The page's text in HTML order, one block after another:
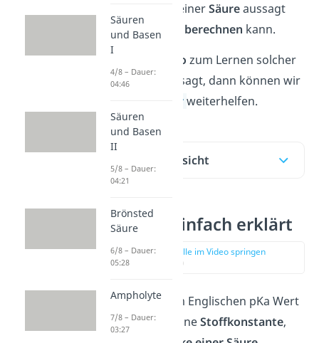
einerSäureaussagt
und wie man ihn berechnen kann.
Falls dir ein
Video zum Lernen solcher
Themen eher zusagt, dann können wir
hierweiterhelfen.
Inhaltsübersicht
pKs Wert einfach erklärt
zur Stelle im Video springen
(00:16)
DerpKs Wert
(im Englischen pKa Wert
für a = acid) ist eineStoffkonstante,
Säuren
und Basen
I
4/8 – Dauer:
04:46
Säuren
und Basen
II
5/8 – Dauer:
04:21
Brönsted
Säure
6/8 – Dauer:
05:28
Ampholyte
7/8 – Dauer:
03:27